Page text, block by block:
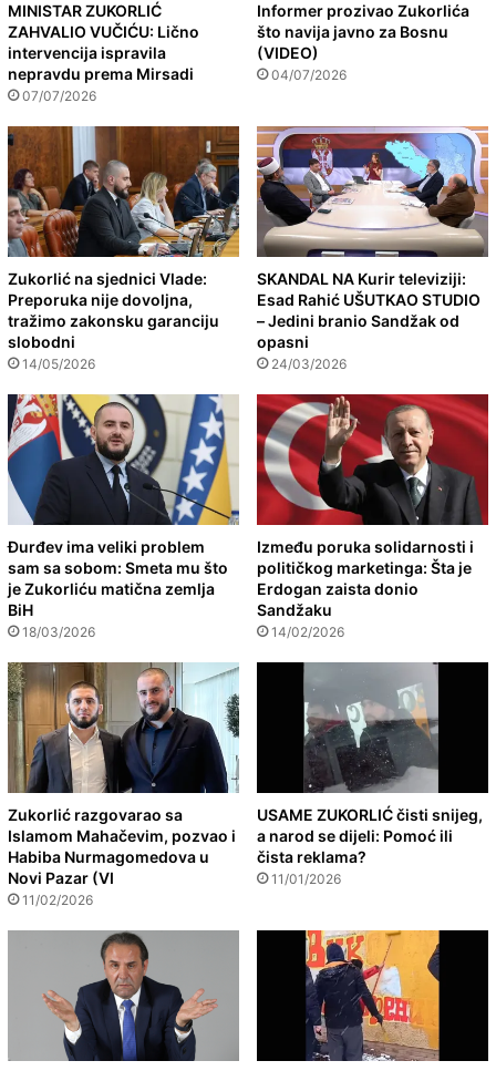
MINISTAR ZUKORLIĆ
ZAHVALIO VUČIĆU: Lično
intervencija ispravila
nepravdu prema Mirsadi
07/07/2026
Informer prozivao Zukorlića
što navija javno za Bosnu
(VIDEO)
04/07/2026
Zukorlić na sjednici Vlade:
Preporuka nije dovoljna,
tražimo zakonsku garanciju
slobodni
14/05/2026
SKANDAL NA Kurir televiziji:
Esad Rahić UŠUTKAO STUDIO
– Jedini branio Sandžak od
opasni
24/03/2026
Đurđev ima veliki problem
sam sa sobom: Smeta mu što
je Zukorliću matična zemlja
BiH
18/03/2026
Između poruka solidarnosti i
političkog marketinga: Šta je
Erdogan zaista donio
Sandžaku
14/02/2026
Zukorlić razgovarao sa
Islamom Mahačevim, pozvao i
Habiba Nurmagomedova u
Novi Pazar (VI
11/02/2026
USAME ZUKORLIĆ čisti snijeg,
a narod se dijeli: Pomoć ili
čista reklama?
11/01/2026